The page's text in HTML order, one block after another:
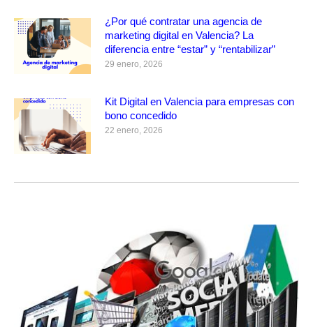
¿Por qué contratar una agencia de
marketing digital en Valencia? La
diferencia entre “estar” y “rentabilizar”
29 enero, 2026
Kit Digital en Valencia para empresas con
bono concedido
22 enero, 2026